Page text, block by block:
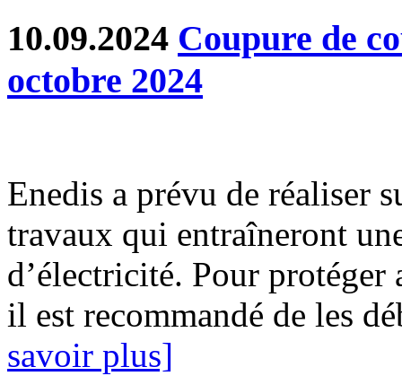
10.09.2024 Coupure de
octobre 2024
Enedis a prévu de réaliser
travaux qui entraîneront
d’électricité. Pour protéger
il est recommandé de les
savoir plus]